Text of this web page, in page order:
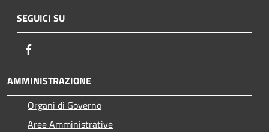
SEGUICI SU
AMMINISTRAZIONE
Organi di Governo
Aree Amministrative